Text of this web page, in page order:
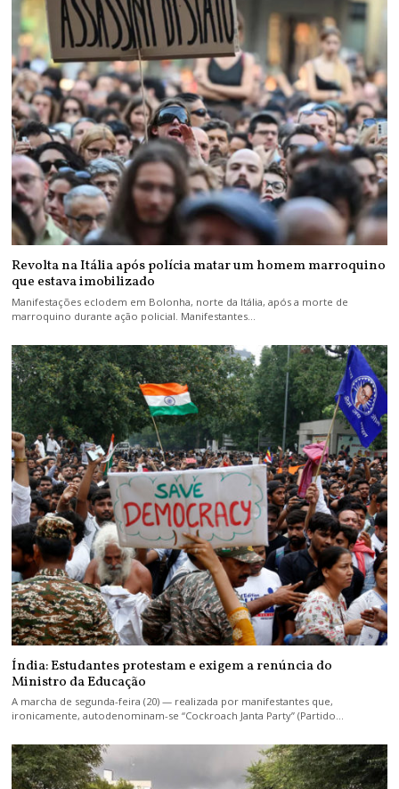
Revolta na Itália após polícia matar um homem marroquino
que estava imobilizado
Manifestações eclodem em Bolonha, norte da Itália, após a morte de
marroquino durante ação policial. Manifestantes…
Índia: Estudantes protestam e exigem a renúncia do
Ministro da Educação
A marcha de segunda-feira (20) — realizada por manifestantes que,
ironicamente, autodenominam-se “Cockroach Janta Party” (Partido…